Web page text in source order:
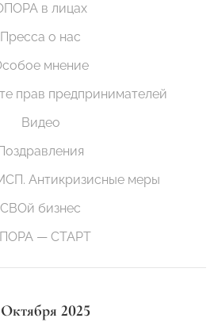
в лицах
Пресса о нас
мнение
прав предпринимателей
Видео
Антикризисные меры
СВОй бизнес
— СТАРТ
2025